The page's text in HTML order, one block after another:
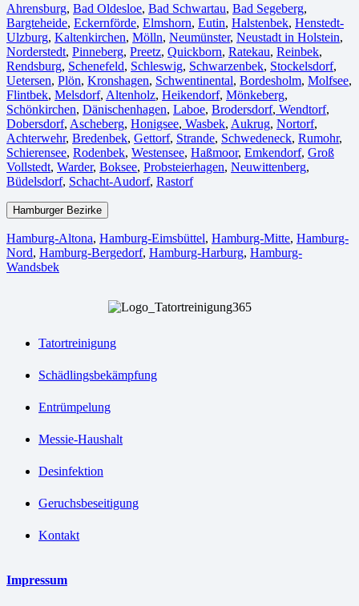
Ahrensburg, Bad Oldesloe, Bad Schwartau, Bad Segeberg,
Bargteheide, Eckernförde, Elmshorn, Eutin, Halstenbek, Henstedt-
Ulzburg, Kaltenkirchen, Mölln, Neumünster, Neustadt in Holstein,
Norderstedt, Pinneberg, Preetz, Quickborn, Ratekau, Reinbek,
Rendsburg, Schenefeld, Schleswig, Schwarzenbek, Stockelsdorf,
Uetersen, Plön, Kronshagen, Schwentinental, Bordesholm, Molfsee,
Flintbek, Melsdorf, Altenholz, Heikendorf, Mönkeberg,
Schönkirchen, Dänischenhagen, Laboe, Brodersdorf, Wendtorf,
Dobersdorf, Ascheberg, Honigsee, Wasbek, Aukrug, Nortorf,
Achterwehr, Bredenbek, Gettorf, Strande, Schwedeneck, Rumohr,
Schierensee, Rodenbek, Westensee, Haßmoor, Emkendorf, Groß
Vollstedt, Warder, Boksee, Probsteierhagen, Neuwittenberg,
Büdelsdorf, Schacht-Audorf, Rastorf
Hamburger Bezirke
Hamburg-Altona, Hamburg-Eimsbüttel, Hamburg-Mitte, Hamburg-
Nord, Hamburg-Bergedorf, Hamburg-Harburg, Hamburg-
Wandsbek
Tatortreinigung
Schädlingsbekämpfung
Entrümpelung
Messie-Haushalt
Desinfektion
Geruchsbeseitigung
Kontakt
Impressum